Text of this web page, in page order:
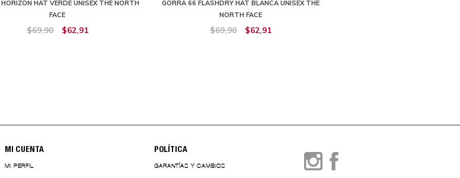
HAT VERDE UNISEX THE NORTH
FACE
$69,90 $62,91
GORRA 66 FLASHDRY HAT BLANCA UNISEX THE
NORTH FACE
$69,90 $62,91
MI CUENTA
MI PERFIL
POLÍTICA
GARANTÍAS Y CAMBIOS